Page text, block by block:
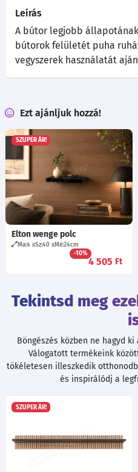
Leírás
A bútor legjobb
bútorok felületét puha
vegyszerek használatát
Ezt ajánljuk hozzá!
SZUPER ÁR!
Elton wenge polc
Ma:4 Sz:40 Mé:24cm
-10%
4 505 Ft
Tekintsd meg
Böngészés közben ne hagyd
Válogatott termékeink
tökéletesen illeszkedik
és inspirálódj a
SZUPER ÁR!